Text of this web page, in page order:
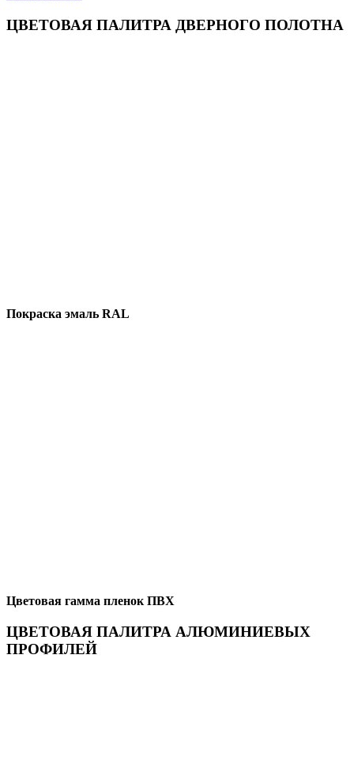
ЦВЕТОВАЯ ПАЛИТРА ДВЕРНОГО ПОЛОТНА
Покраска эмаль RAL
Цветовая гамма пленок ПВХ
ЦВЕТОВАЯ ПАЛИТРА АЛЮМИНИЕВЫХ
ПРОФИЛЕЙ